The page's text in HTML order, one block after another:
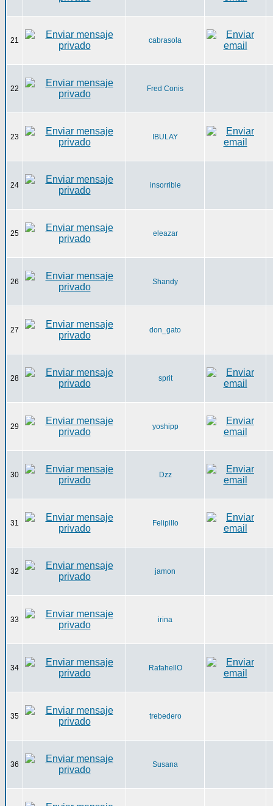
21 cabrasola
22 Fred Conis
23 IBULAY
24 insorrible
25 eleazar
26 Shandy
27 don_gato
28 sprit
29 yoshipp
30 Dzz
31 Felipillo
32 jamon
33 irina
34 RafahellO
35 trebedero
36 Susana